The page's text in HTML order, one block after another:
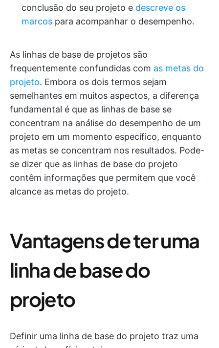
conclusão do seu projeto e descreve os
marcos para acompanhar o desempenho.
As linhas de base de projetos são
frequentemente confundidas com as metas do
projeto. Embora os dois termos sejam
semelhantes em muitos aspectos, a diferença
fundamental é que as linhas de base se
concentram na análise do desempenho de um
projeto em um momento específico, enquanto
as metas se concentram nos resultados. Pode-
se dizer que as linhas de base do projeto
contêm informações que permitem que você
alcance as metas do projeto.
Vantagens de ter uma
linha de base do
projeto
Definir uma linha de base do projeto traz uma